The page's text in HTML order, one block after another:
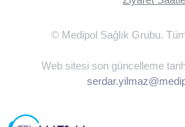
© Medipol Sağlık Grubu.
Web sitesi son güncelleme